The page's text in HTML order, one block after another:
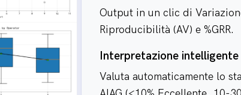
Output in un clic di
Riproducibilità (AV) e %GRR.
Interpretazione intelligente
Valuta automaticamente lo